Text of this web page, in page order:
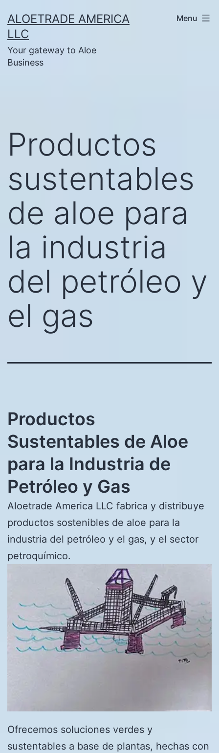
to
content
ALOETRADE AMERICA
LLC
Your gateway to Aloe
Business
Menu
Productos
sustentables
de aloe para
la industria
del petróleo y
el gas
Productos
Sustentables de Aloe
para la Industria de
Petróleo y Gas
Aloetrade America LLC fabrica y distribuye
productos sostenibles de aloe para la
industria del petróleo y el gas, y el sector
petroquímico.
Ofrecemos soluciones verdes y
sustentables a base de plantas, hechas con